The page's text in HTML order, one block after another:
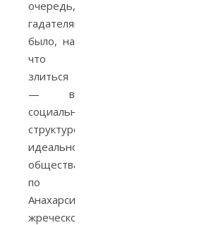
очередь,
гадателям
было, на
что
злиться
— в
социальной
структуре
идеального
общества
по
Анахарсису
жреческое